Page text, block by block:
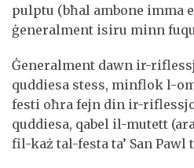
pulptu (bħal ambone imma
ġeneralment isiru minn
Ġeneralment dawn ir-
quddiesa stess, minflok l-
festi oħra fejn din ir-
quddiesa, qabel il-mutett
fil-każ tal-festa ta’ San Pawl